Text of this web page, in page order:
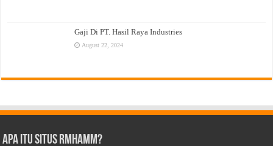
Gaji Di PT. Hasil Raya Industries
August 22, 2024
Apa Itu Situs Rmhamm?